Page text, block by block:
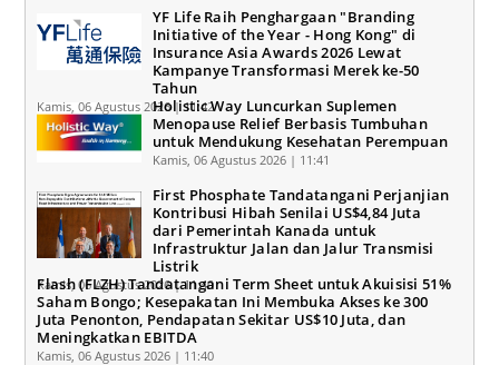
YF Life Raih Penghargaan "Branding
Initiative of the Year - Hong Kong" di
Insurance Asia Awards 2026 Lewat
Kampanye Transformasi Merek ke-50
Tahun
Kamis, 06 Agustus 2026 | 11:42Holistic Way Luncurkan Suplemen
Menopause Relief Berbasis Tumbuhan
untuk Mendukung Kesehatan Perempuan
Kamis, 06 Agustus 2026 | 11:41
First Phosphate Tandatangani Perjanjian
Kontribusi Hibah Senilai US$4,84 Juta
dari Pemerintah Kanada untuk
Infrastruktur Jalan dan Jalur Transmisi
Listrik
Kamis, 06 Agustus 2026 | 11:40
Flash (FLZH) Tandatangani Term Sheet untuk Akuisisi 51%
Saham Bongo; Kesepakatan Ini Membuka Akses ke 300
Juta Penonton, Pendapatan Sekitar US$10 Juta, dan
Meningkatkan EBITDA
Kamis, 06 Agustus 2026 | 11:40